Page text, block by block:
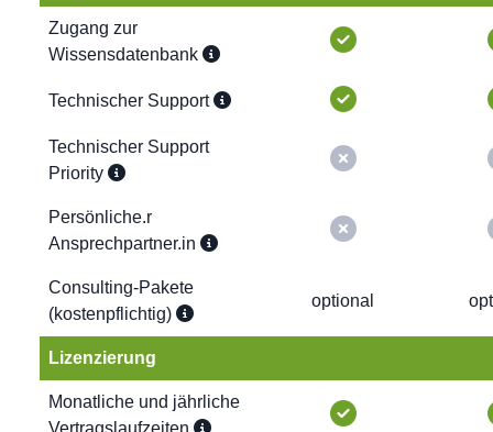
Zugang zur
Wissensdatenbank
Technischer Support
Technischer Support
Priority
Persönliche.r
Ansprechpartner.in
Consulting-Pakete
(kostenpflichtig)
optional
Lizenzierung
Monatliche und jährliche
Vertragslaufzeiten